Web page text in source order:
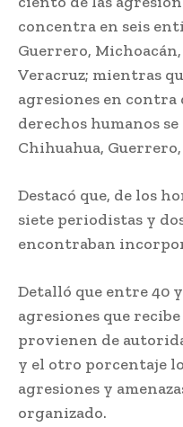
concentra en seis
Guerrero,
Veracruz; mientras
agresiones en contra
derechos humanos
Chihuahua,
Destacó que, de los
siete periodistas y
encontraban
Detalló que entre 40
agresiones que
provienen de
y el otro porcentaje
agresiones y
organizado.